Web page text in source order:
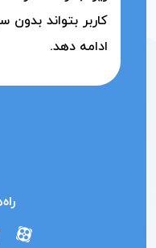
کاربر بتواند
ادامه دهد.